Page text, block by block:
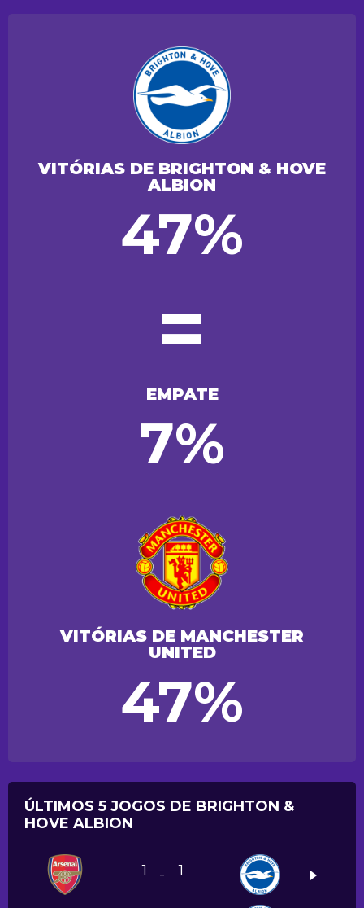
VITÓRIAS DE BRIGHTON & HOVE
ALBION
47%
=
EMPATE
7%
VITÓRIAS DE MANCHESTER
UNITED
47%
ÚLTIMOS 5 JOGOS DE BRIGHTON &
HOVE ALBION
1 - 1